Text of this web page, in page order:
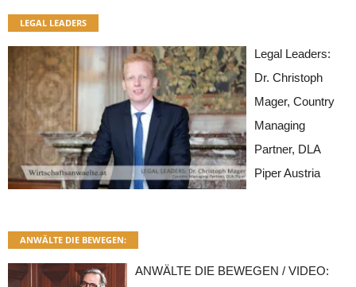
LEGAL LEADERS
Legal Leaders:
Dr. Christoph
Mager, Country
Managing
Partner, DLA
Piper Austria
ANWÄLTE DIE BEWEGEN:
ANWÄLTE DIE BEWEGEN / VIDEO: